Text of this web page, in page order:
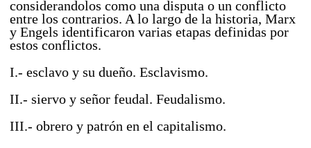
considerandolos como una disputa o un conflicto
entre los contrarios. A lo largo de la historia, Marx
y Engels identificaron varias etapas definidas por
estos conflictos.
I.- esclavo y su dueño. Esclavismo.
II.- siervo y señor feudal. Feudalismo.
III.- obrero y patrón en el capitalismo.